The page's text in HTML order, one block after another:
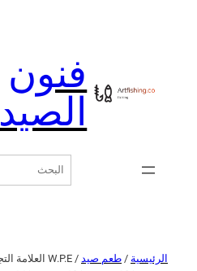
فنون
الصيد
البحث
الرئيسية / طعم صيد